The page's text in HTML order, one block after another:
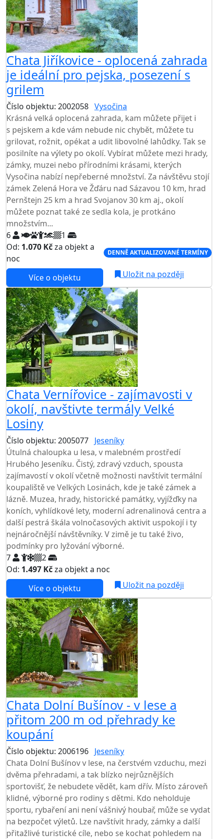
Chata Jiříkovice - oplocená zahrada
je ideální pro pejska, posezení s
grilem
Číslo objektu: 2002058 Vysočina
Krásná velká oplocená zahrada, kam můžete přijet i
s pejskem a kde vám nebude nic chybět, můžete tu
grilovat, rožnit, opékat a udit libovolné lahůdky. Tak se
posilníte na výlety po okolí. Vybírat můžete mezi hrady,
zámky, muzei nebo přírodními krásami, kterých
Vysočina nabízí nepřeberné množství. Za návštěvu stojí
zámek Zelená Hora ve Žďáru nad Sázavou 10 km, hrad
Pernštejn 25 km a hrad Svojanov 30 km aj., okolí
můžete poznat také ze sedla kola, je protkáno
množstvím...
6
1
Od: 1.070 Kčza objekt a
noc
DENNĚ AKTUALIZOVANÉ TERMÍNY
Více o objektu Uložit na později
Chata Vernířovice - zajímavosti v
okolí, navštivte termály Velké
Losiny
Číslo objektu: 2005077 Jeseníky
Útulná chaloupka u lesa, v malebném prostředí
Hrubého Jeseníku. Čistý, zdravý vzduch, spousta
zajímavostí v okolí včetně možnosti navštívit termální
koupaliště ve Velkých Losinách, kde je také zámek a
lázně. Muzea, hrady, historické památky, vyjížďky na
koních, vyhlídkové lety, moderní adrenalinová centra a
další pestrá škála volnočasových aktivit uspokojí i ty
nejnáročnější návštěvníky. V zimě je tu také živo,
podmínky pro lyžování výborné.
7
2
Od: 1.497 Kčza objekt a noc
Více o objektu
Uložit na později
Chata Dolní Bušínov - v lese a
přitom 200 m od přehrady ke
koupání
Číslo objektu: 2006196 Jeseníky
Chata Dolní Bušínov v lese, na čerstvém vzduchu, mezi
dvěma přehradami, a tak blízko nejrůznějších
sportovišť, že nebudete vědět, kam dřív. Místo zároveň
klidné, výborné pro rodiny s dětmi. Kdo neholduje
sportu, rybaření ani není vášnivý houbař, může se vydat
na bezpočet výletů. Lze navštívit hrady, zámky a další
přitažlivé turistické cíle, nebo se kochat pohledem na